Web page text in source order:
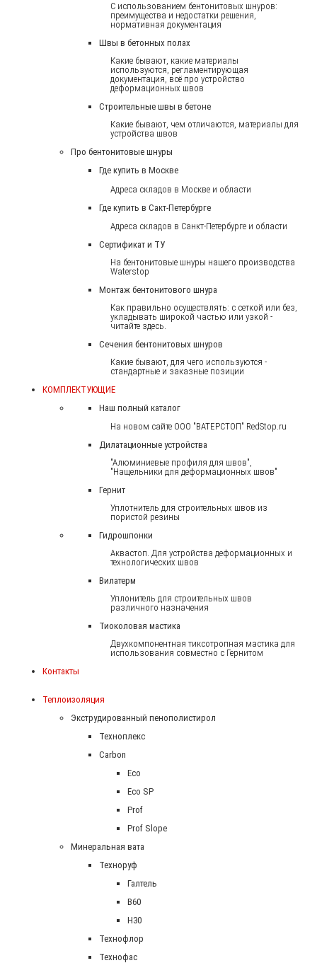
С использованием бентонитовых шнуров:
преимущества и недостатки решения,
нормативная документация
Швы в бетонных полах
Какие бывают, какие материалы
используются, регламентирующая
документация, всё про устройство
деформационных швов
Строительные швы в бетоне
Какие бывают, чем отличаются, материалы для
устройства швов
Про бентонитовые шнуры
Где купить в Москве
Адреса складов в Москве и области
Где купить в Сакт-Петербурге
Адреса складов в Санкт-Петербурге и области
Сертификат и ТУ
На бентонитовые шнуры нашего производства
Waterstop
Монтаж бентонитового шнура
Как правильно осуществлять: с сеткой или без,
укладывать широкой частью или узкой -
читайте здесь.
Сечения бентонитовых шнуров
Какие бывают, для чего используются -
стандартные и заказные позиции
КОМПЛЕКТУЮЩИЕ
Наш полный каталог
На новом сайте ООО "ВАТЕРСТОП" RedStop.ru
Дилатационные устройства
"Алюминиевые профиля для швов",
"Нащельники для деформационных швов"
Гернит
Уплотнитель для строительных швов из
пористой резины
Гидрошпонки
Аквастоп. Для устройства деформационных и
технологических швов
Вилатерм
Уплонитель для строительных швов
различного назначения
Тиоколовая мастика
Двухкомпонентная тиксотропная мастика для
использования совместно с Гернитом
Контакты
Теплоизоляция
Экструдированный пенополистирол
Техноплекс
Carbon
Eco
Eco SP
Prof
Prof Slope
Минеральная вата
Техноруф
Галтель
В60
Н30
Технофлор
Технофас